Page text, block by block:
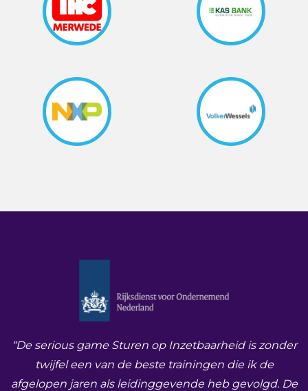
“De serious game Sturen op Inzetbaarheid is zonder
twijfel een van de beste trainingen die ik de
afgelopen jaren als leidinggevende heb gevolgd. De